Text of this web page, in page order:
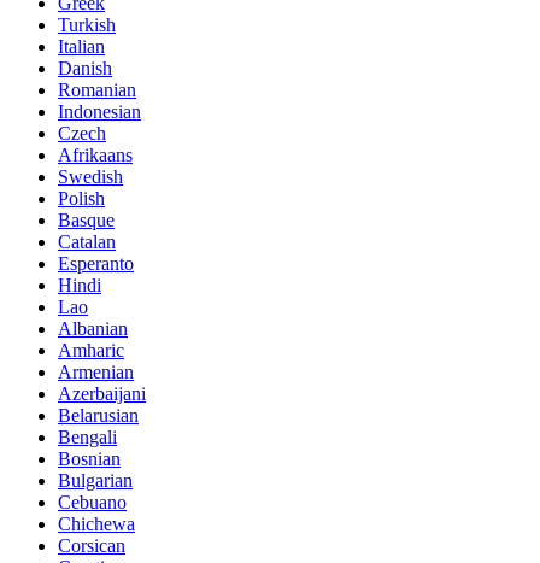
Turkish
Italian
Danish
Romanian
Indonesian
Czech
Afrikaans
Swedish
Polish
Basque
Catalan
Esperanto
Hindi
Lao
Albanian
Amharic
Armenian
Azerbaijani
Belarusian
Bengali
Bosnian
Bulgarian
Cebuano
Chichewa
Corsican